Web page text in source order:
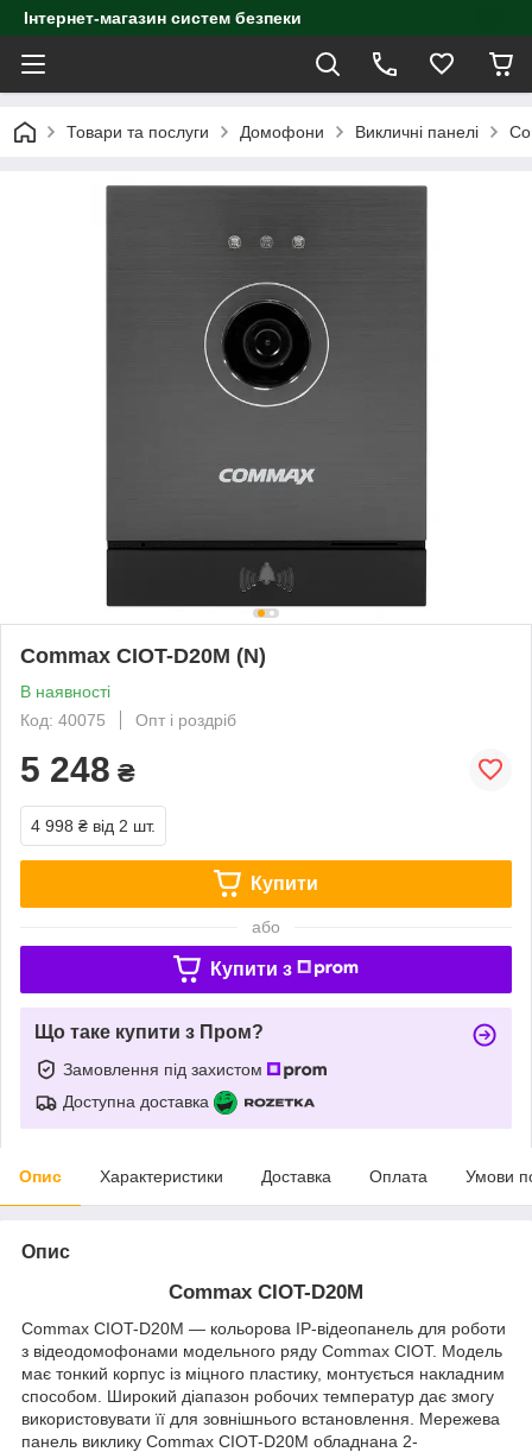
Інтернет-магазин систем безпеки
Товари та послуги Домофони Викличні панелі
Commax CIOT-D20M (N)
В наявності
Код: 40075
Опт і роздріб
5 248 ₴
4 998 ₴ від 2 шт.
Купити
або
Купити з
Що таке купити з Пром?
Замовлення під захистом
Доступна доставка
Опис Характеристики Доставка Оплата Умови
Опис
Commax CIOT-D20M
Commax CIOT-D20M — кольорова IP-відеопанель для роботи
з відеодомофонами модельного ряду Commax CIOT. Модель
має тонкий корпус із міцного пластику, монтується накладним
способом. Широкий діапазон робочих температур дає змогу
використовувати її для зовнішнього встановлення. Мережева
панель виклику Commax CIOT-D20M обладнана 2-